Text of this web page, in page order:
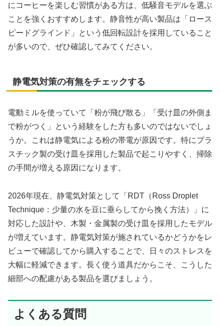
にコーヒーを楽しむ習慣がある方は、低騒音モデルを選ぶ
ことを強くおすすめします。静音性が高い製品は「ロース
ピードグラインド」という低回転設計を採用していること
が多いので、ぜひ確認してみてください。
静電気対策の有無をチェックする
電動ミルを使っていて「粉が飛び散る」「受け皿の外側ま
で粉がつく」という経験をした方も多いのではないでしょ
うか。これは静電気による粉の帯電が原因です。特にプラ
スチック製の受け皿を採用した製品で起こりやすく、掃除
の手間が増える原因になります。
2026年現在、静電気対策として「RDT（Ross Droplet
Technique：少量の水を豆に垂らしてから挽く方法）」に
対応した設計や、木製・金属製の受け皿を採用したモデル
が増えています。静電気対策が施されているかどうかをレ
ビューで確認してから購入することで、日々のストレスを
大幅に軽減できます。長く使う道具だからこそ、こうした
細部への配慮がある製品を選びましょう。
よくある質問